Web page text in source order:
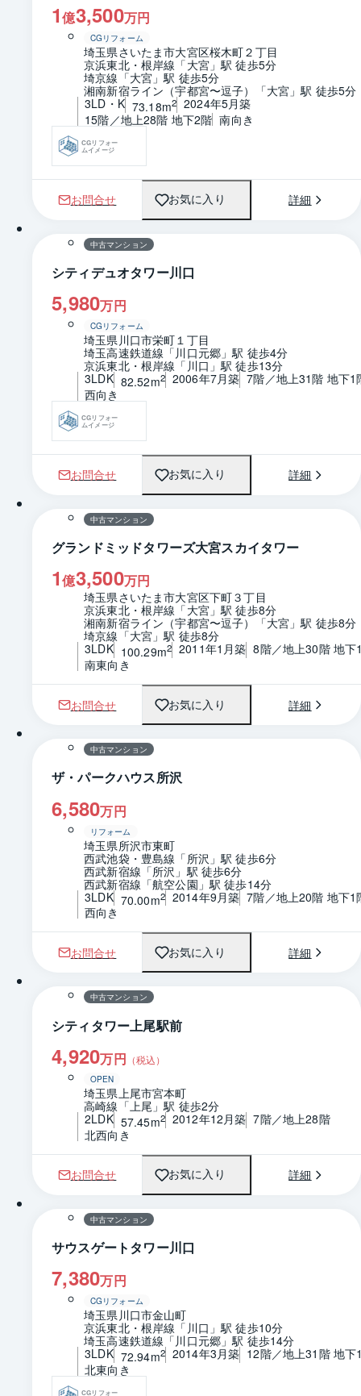
1億3,500万円
CGリフォーム
埼玉県さいたま市大宮区桜木町２丁目
京浜東北・根岸線「大宮」駅 徒歩5分
埼京線「大宮」駅 徒歩5分
湘南新宿ライン（宇都宮〜逗子）「大宮」駅 徒歩5分
3LD・K 73.18m2 2024年5月築
15階／地上28階 地下2階 南向き
CGリフォー
ムイメージ
お問合せ お気に入り 詳細
1 / 0 間取り
中古マンション
シティデュオタワー川口
5,980万円
CGリフォーム
埼玉県川口市栄町１丁目
埼玉高速鉄道線「川口元郷」駅 徒歩4分
京浜東北・根岸線「川口」駅 徒歩13分
3LDK 82.52m2 2006年7月築 7階／地上31階 地下1
西向き
CGリフォー
ムイメージ
お問合せ お気に入り 詳細
1 / 0 間取り
中古マンション
グランドミッドタワーズ大宮スカイタワー
1億3,500万円
埼玉県さいたま市大宮区下町３丁目
京浜東北・根岸線「大宮」駅 徒歩8分
湘南新宿ライン（宇都宮〜逗子）「大宮」駅 徒歩8分
埼京線「大宮」駅 徒歩8分
3LDK 100.29m2 2011年1月築 8階／地上30階 地下
南東向き
お問合せ お気に入り 詳細
1 / 0 間取り
中古マンション
ザ・パークハウス所沢
6,580万円
リフォーム
埼玉県所沢市東町
西武池袋・豊島線「所沢」駅 徒歩6分
西武新宿線「所沢」駅 徒歩6分
西武新宿線「航空公園」駅 徒歩14分
3LDK 70.00m2 2014年9月築 7階／地上20階 地下1
西向き
お問合せ お気に入り 詳細
1 / 0 間取り
中古マンション
シティタワー上尾駅前
4,920万円 （税込）
OPEN
埼玉県上尾市宮本町
高崎線「上尾」駅 徒歩2分
2LDK 57.45m2 2012年12月築 7階／地上28階
北西向き
お問合せ お気に入り 詳細
1 / 0 間取り
中古マンション
サウスゲートタワー川口
7,380万円
CGリフォーム
埼玉県川口市金山町
京浜東北・根岸線「川口」駅 徒歩10分
埼玉高速鉄道線「川口元郷」駅 徒歩14分
3LDK 72.94m2 2014年3月築 12階／地上31階 地下
北東向き
CGリフォー